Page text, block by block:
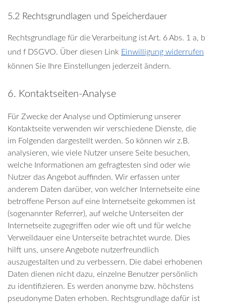
5.2 Rechtsgrundlagen und Speicherdauer
Rechtsgrundlage für die Verarbeitung ist Art. 6 Abs. 1 a, b
und f DSGVO. Über diesen Link Einwilligung widerrufen
können Sie Ihre Einstellungen jederzeit ändern.
6. Kontaktseiten-Analyse
Für Zwecke der Analyse und Optimierung unserer
Kontaktseite verwenden wir verschiedene Dienste, die
im Folgenden dargestellt werden. So können wir z.B.
analysieren, wie viele Nutzer unsere Seite besuchen,
welche Informationen am gefragtesten sind oder wie
Nutzer das Angebot auffinden. Wir erfassen unter
anderem Daten darüber, von welcher Internetseite eine
betroffene Person auf eine Internetseite gekommen ist
(sogenannter Referrer), auf welche Unterseiten der
Internetseite zugegriffen oder wie oft und für welche
Verweildauer eine Unterseite betrachtet wurde. Dies
hilft uns, unsere Angebote nutzerfreundlich
auszugestalten und zu verbessern. Die dabei erhobenen
Daten dienen nicht dazu, einzelne Benutzer persönlich
zu identifizieren. Es werden anonyme bzw. höchstens
pseudonyme Daten erhoben. Rechtsgrundlage dafür ist